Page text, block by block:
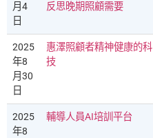
月4
日
反思晚期照顧需要
2025
年8
月30
日
惠澤照顧者精神健康的科
技
2025
年8
輔導人員AI培訓平台